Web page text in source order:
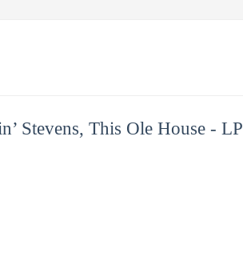
Stevens, This Ole House - LP